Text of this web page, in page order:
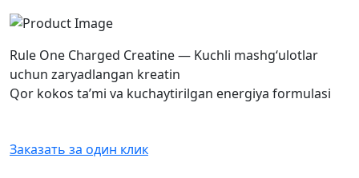
Rule One Charged Creatine — Kuchli mashg‘ulotlar
uchun zaryadlangan kreatin
Qor kokos ta’mi va kuchaytirilgan energiya formulasi
Заказать за один клик